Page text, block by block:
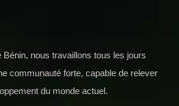
Bénin, nous travaillons tous les jours
communauté forte, capable de relever
du monde actuel.